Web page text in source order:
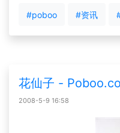
#poboo #资讯
花仙子 -
2008-5-9 16:58